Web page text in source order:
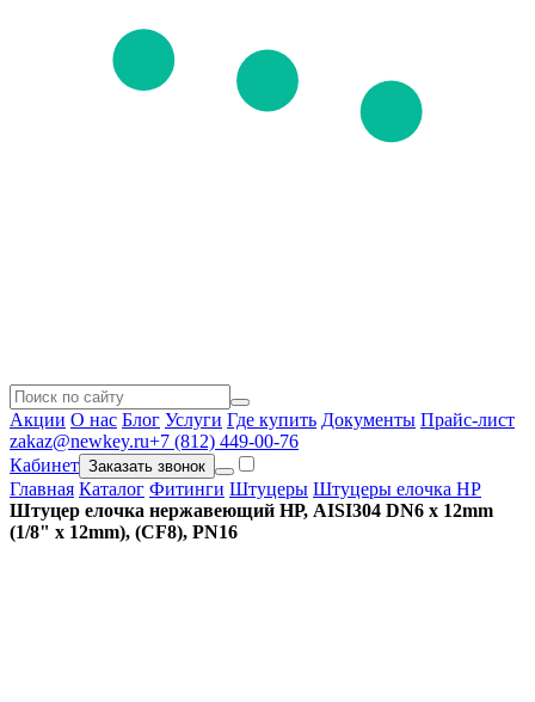
Акции О нас Блог Услуги Где купить Документы Прайс-лист
zakaz@newkey.ru+7 (812) 449-00-76
Кабинет Заказать звонок
Главная Каталог Фитинги Штуцеры Штуцеры елочка НР
Штуцер елочка нержавеющий НР, AISI304 DN6 x 12mm
(1/8" x 12mm), (CF8), PN16